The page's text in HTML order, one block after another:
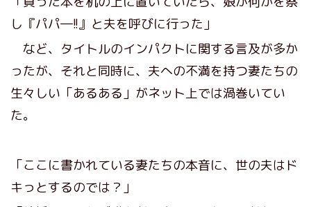
し『パパ―!!』と夫を呼びに行った」
など、タイトルのインパクトに関する言及が多か
ったが、それと同時に、夫への不満を持つ妻たちの
生々しい「あるある」がネット上では渦巻いてい
た。
「ここに書かれている妻たちの本音に、世の夫はド
キっとするのでは？」